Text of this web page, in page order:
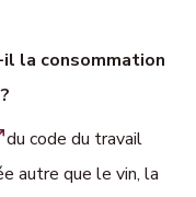
la consommation
du code du travail
autre que le vin, la